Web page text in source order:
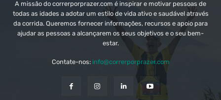
A missão do correrporprazer.com é inspirar e motivar pessoas de
todas as idades a adotar um estilo de vida ativo e saudável através
da corrida. Queremos fornecer informações, recursos e apoio para
ajudar as pessoas a alcançarem os seus objetivos e o seu bem-
estar.
Contate-nos: info@correrporprazer.com